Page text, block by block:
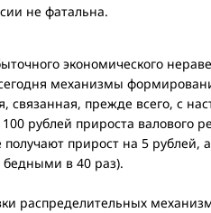
не фатальна.
экономического
механизмы
прежде всего, с
рублей прироста валового
прирост на 5 рублей,
в 40 раз).
распределительных